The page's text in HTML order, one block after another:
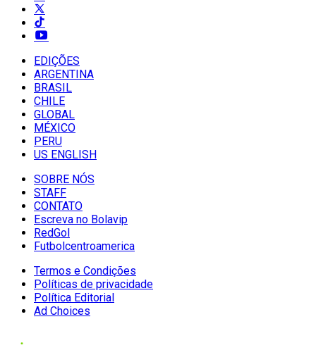
EDIÇÕES
ARGENTINA
BRASIL
CHILE
GLOBAL
MÉXICO
PERU
US ENGLISH
SOBRE NÓS
STAFF
CONTATO
Escreva no Bolavip
RedGol
Futbolcentroamerica
Termos e Condições
Políticas de privacidade
Política Editorial
Ad Choices